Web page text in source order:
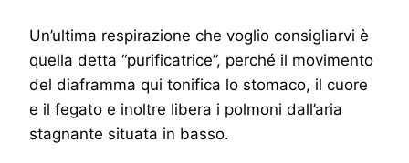
Un’ultima respirazione che voglio consigliarvi è
quella detta “purificatrice”, perché il movimento
del diaframma qui tonifica lo stomaco, il cuore
e il fegato e inoltre libera i polmoni dall’aria
stagnante situata in basso.